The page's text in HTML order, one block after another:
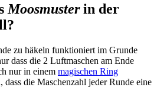
Moosmusterin der
zu häkeln funktioniert im Grunde
dass die 2 Luftmaschen am Ende
nur in einem magischen Ring
dass die Maschenzahl jeder Runde eine